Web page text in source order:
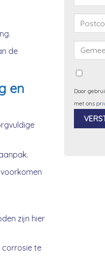
de
en
zijn hier
corrosie te
Door
met ons